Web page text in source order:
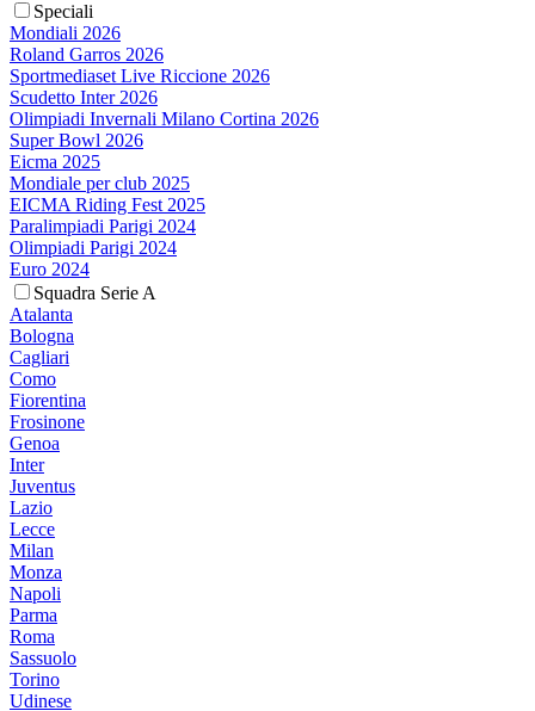
Speciali
Mondiali 2026
Roland Garros 2026
Sportmediaset Live Riccione 2026
Scudetto Inter 2026
Olimpiadi Invernali Milano Cortina 2026
Super Bowl 2026
Eicma 2025
Mondiale per club 2025
EICMA Riding Fest 2025
Paralimpiadi Parigi 2024
Olimpiadi Parigi 2024
Euro 2024
Squadra Serie A
Atalanta
Bologna
Cagliari
Como
Fiorentina
Frosinone
Genoa
Inter
Juventus
Lazio
Lecce
Milan
Monza
Napoli
Parma
Roma
Sassuolo
Torino
Udinese